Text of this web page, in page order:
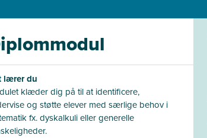
lærer du
klæder dig på til at identificere,
og støtte elever med særlige behov i
fx. dyskalkuli eller generelle